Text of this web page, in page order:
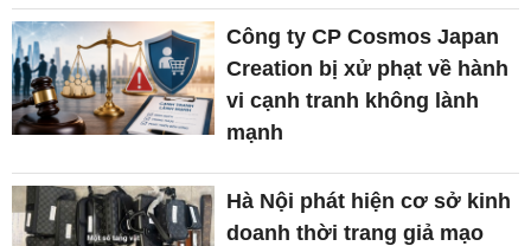
Công ty CP Cosmos Japan
Creation bị xử phạt về hành
vi cạnh tranh không lành
mạnh
Hà Nội phát hiện cơ sở kinh
doanh thời trang giả mạo